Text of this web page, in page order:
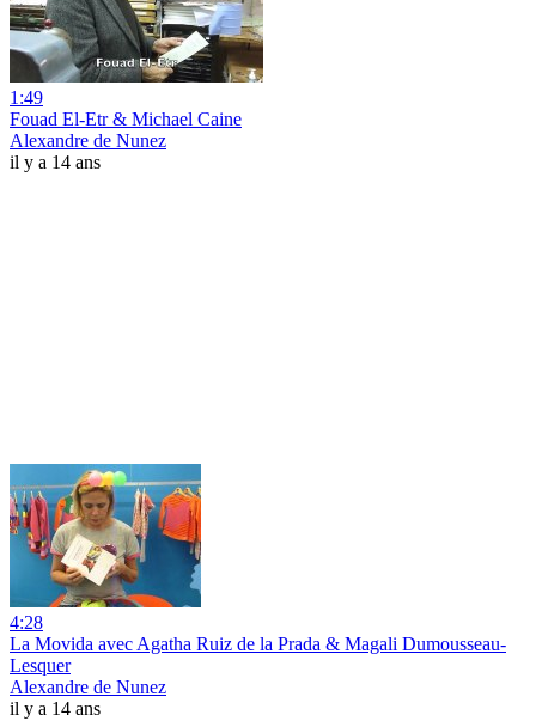
1:49
Fouad El-Etr & Michael Caine
Alexandre de Nunez
il y a 14 ans
4:28
La Movida avec Agatha Ruiz de la Prada & Magali Dumousseau-
Lesquer
Alexandre de Nunez
il y a 14 ans